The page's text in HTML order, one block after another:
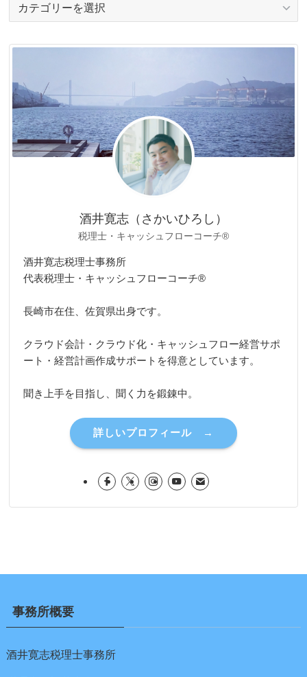
リ
酒井寛志（さかいひろし）
税理士・キャッシュフローコーチ®
酒井寛志税理士事務所
代表税理士・キャッシュフローコーチ®
長崎市在住、佐賀県出身です。
クラウド会計・クラウド化・キャッシュフロー経営サポ
ート・経営計画作成サポートを得意としています。
聞き上手を目指し、聞く力を鍛錬中。
詳しいプロフィール →
事務所概要
酒井寛志税理士事務所